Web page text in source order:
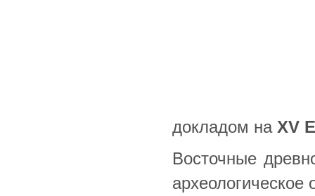
докладом на ХV
Восточные
археологическое